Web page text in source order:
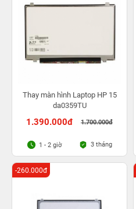
Thay màn hình Laptop HP 15
da0359TU
1.390.000đ 1.700.000đ
1 - 2 giờ 3 tháng
-260.000đ